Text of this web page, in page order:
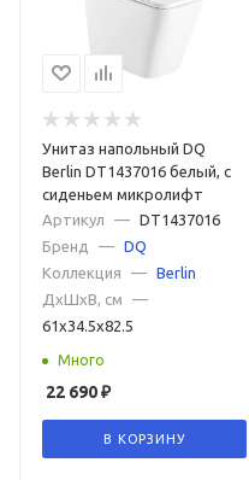
Унитаз напольный DQ
Berlin DT1437016 белый, с
сиденьем микролифт
Артикул
— DT1437016
Бренд
— DQ
Коллекция
— Berlin
ДxШxВ, см
—
61x34.5x82.5
Много
22 690₽
В КОРЗИНУ